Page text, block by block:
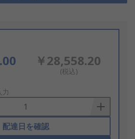
￥28,558.20
(税込)
力
配達日を確認